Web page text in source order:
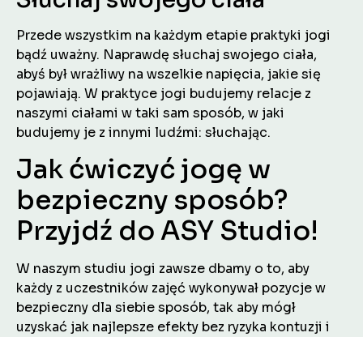
Przede wszystkim na każdym etapie praktyki jogi
bądź uważny. Naprawdę słuchaj swojego ciała,
abyś był wrażliwy na wszelkie napięcia, jakie się
pojawiają. W praktyce jogi budujemy relacje z
naszymi ciałami w taki sam sposób, w jaki
budujemy je z innymi ludźmi: słuchając.
Jak ćwiczyć jogę w
bezpieczny sposób?
Przyjdź do ASY Studio!
W naszym studiu jogi zawsze dbamy o to, aby
każdy z uczestników zajęć wykonywał pozycje w
bezpieczny dla siebie sposób, tak aby mógł
uzyskać jak najlepsze efekty bez ryzyka kontuzji i